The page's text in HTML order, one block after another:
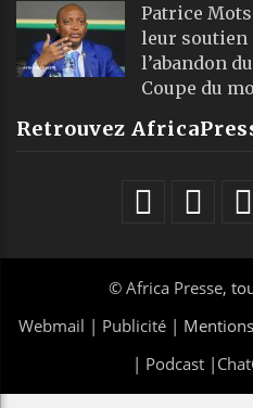
Patrice
leur soutien
l’abandon
Coupe du
Retrouvez
© Africa Presse,
Webmail | Publicité |
| Podcast|